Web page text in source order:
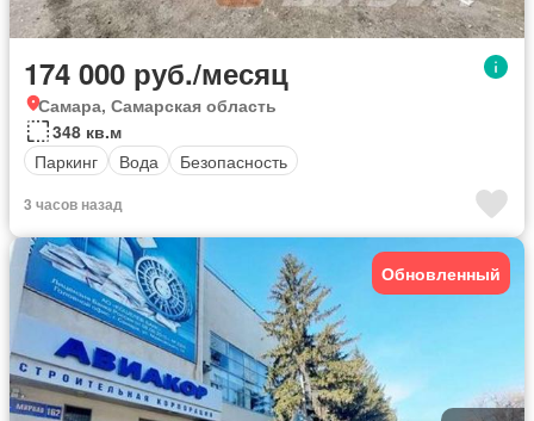
174 000 руб./месяц
Самара, Самарская область
348 кв.м
Паркинг
Вода Безопасность
3 часов назад
Обновленный